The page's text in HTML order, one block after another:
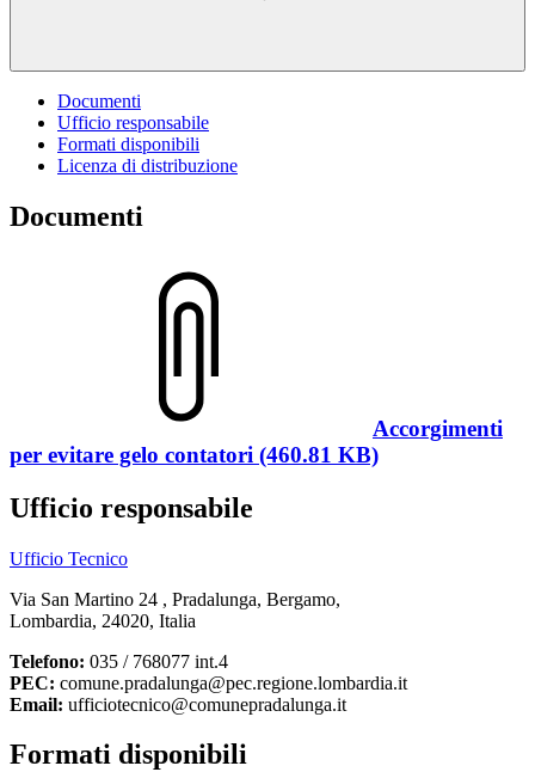
Documenti
Ufficio responsabile
Formati disponibili
Licenza di distribuzione
Documenti
Accorgimenti
per evitare gelo contatori (460.81 KB)
Ufficio responsabile
Ufficio Tecnico
Via San Martino 24 , Pradalunga, Bergamo,
Lombardia, 24020, Italia
Telefono: 035 / 768077 int.4
PEC: comune.pradalunga@pec.regione.lombardia.it
Email: ufficiotecnico@comunepradalunga.it
Formati disponibili